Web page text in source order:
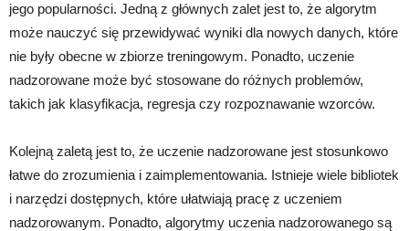
jego popularności. Jedną z głównych zalet jest to, że algorytm
może nauczyć się przewidywać wyniki dla nowych danych, które
nie były obecne w zbiorze treningowym. Ponadto, uczenie
nadzorowane może być stosowane do różnych problemów,
takich jak klasyfikacja, regresja czy rozpoznawanie wzorców.
Kolejną zaletą jest to, że uczenie nadzorowane jest stosunkowo
łatwe do zrozumienia i zaimplementowania. Istnieje wiele bibliotek
i narzędzi dostępnych, które ułatwiają pracę z uczeniem
nadzorowanym. Ponadto, algorytmy uczenia nadzorowanego są